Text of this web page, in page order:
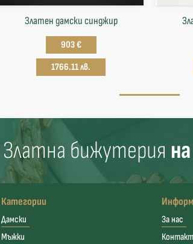
Златен дамски синджир
903 €
1766.11 лв.
Златна бижутерия
Категории
Дамски
Мъжки
За нас